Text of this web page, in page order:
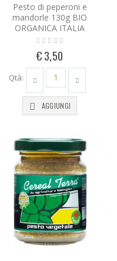
Pesto di peperoni e
mandorle 130g BIO
ORGANICA ITALIA
€ 3,50
Qtà:
AGGIUNGI